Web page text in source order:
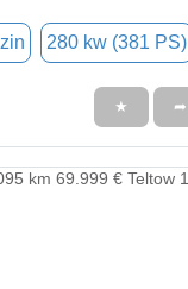
280 kw (381 PS)
★ ➦